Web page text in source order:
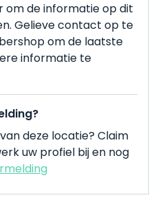
om de informatie op dit
Gelieve contact op te
om de laatste
informatie te
deze locatie? Claim
uw profiel bij en nog